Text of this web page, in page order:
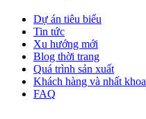
Dự án tiêu biểu
Tin tức
Xu hướng mới
Blog thời trang
Quá trình sản xuất
Khách hàng và nhất khoa
FAQ